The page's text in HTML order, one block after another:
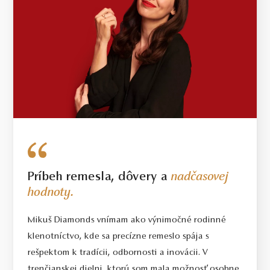
Príbeh remesla, dôvery anadčasovej
hodnoty.
Mikuš Diamonds vnímam ako výnimočné rodinné
klenotníctvo, kde sa precízne remeslo spája s
rešpektom k tradícii, odbornosti a inovácii. V